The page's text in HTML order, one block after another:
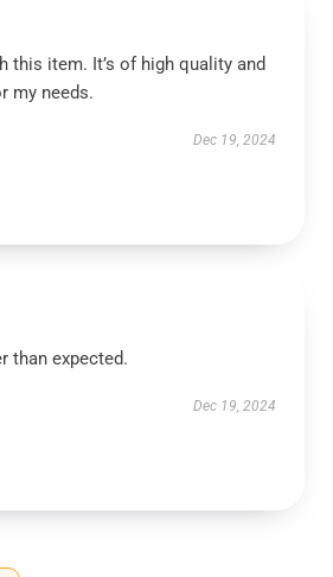
this item. It’s of high quality and
my needs.
Dec 19, 2024
than expected.
Dec 19, 2024